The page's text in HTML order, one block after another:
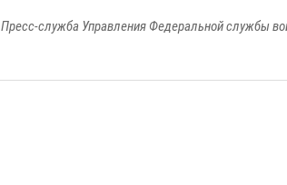
Пресс-служба Управления Федеральной службы